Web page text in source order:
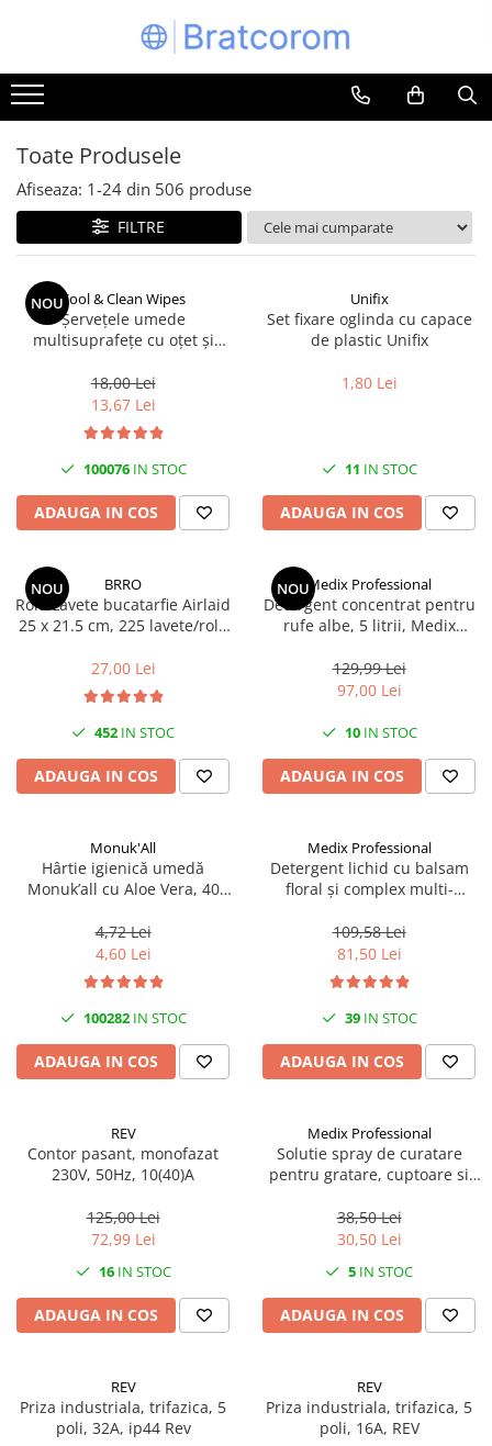
Toate Produsele
Articole animale
Adapatoare animale
Hrana pentru animale
Hrana pentru caini
Hrana pentru pisici
Auto
Bucatarii de vara Tuozi
Articole ambalare
Articole bucatarie
Articole mobila
Articole organizare
Articole Sportive
Cutii postale
Electronice si electrocasnice
Incalzire si racire
Usi si porti
Constructii
Accesorii gips carton
Accesorii gresie si faianta
Accesorii pentru faianta, gresie si
Accesorii polizare si slefuire
Accesorii vopsire si tencuire
Materiale electrice
Sanitare
Sarma constructii
Sfoara si franghii
Suruburi, dibluri si accesorii
Corpuri de iluminat
Aplice si plafoniere
Lustre si pendule
Spoturi
Lampi de veghe copii
Proiectoare
Toate Produsele
Afiseaza: 1-24 din 506 produse
FILTRE
NOUCool & Clean Wipes
Șervețele umede
multisuprafețe cu oțet și
Clean
18,00 Lei
13,67 Lei
100076IN STOC
ADAUGA IN COS
Unifix
Set fixare oglinda cu capace
de plastic Unifix
1,80 Lei
11 IN STOC
ADAUGA IN COS
NOU BRRO
Rola Lavete bucatarfie Airlaid
25 x 21.5 cm, 225 lavete/rola
27,00 Lei
452 IN STOC
ADAUGA IN COS
NOUMedix Professional
Detergent concentrat pentru
rufe albe, 5 litrii, Medix
129,99 Lei
97,00 Lei
10IN STOC
ADAUGA IN COS
Monuk'All
Hârtie igienică umedă
Monuk’all cu Aloe Vera, 40
alcool
4,72 Lei
4,60 Lei
100282IN STOC
ADAUGA IN COS
Medix Professional
Detergent lichid cu balsam
floral și complex multi-
Professional
109,58 Lei
81,50 Lei
39IN STOC
ADAUGA IN COS
REV
Contor pasant, monofazat
230V, 50Hz, 10(40)A
125,00 Lei
72,99 Lei
16IN STOC
ADAUGA IN COS
Medix Professional
Solutie spray de curatare
pentru gratare, cuptoare si
Professional
38,50 Lei
30,50 Lei
5 IN STOC
ADAUGA IN COS
REV
Priza industriala, trifazica, 5
poli, 32A, ip44 Rev
REV
Priza industriala, trifazica, 5
poli, 16A, REV